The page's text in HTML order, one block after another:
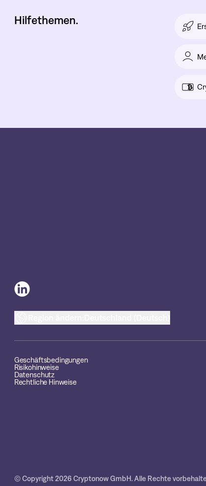
Hilfethemen.
Geschäftsbedingungen
Risikohinweise
Datenschutz
Rechtliche Hinweise
© Copyright 2026 Cryptonow GmbH. Alle Rechte